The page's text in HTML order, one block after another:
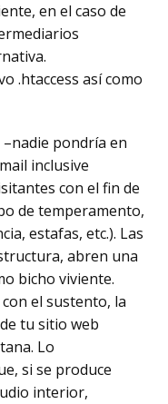
en el caso de
.htaccess así­ como
pondrí­a en
inclusive
con el fin de
de temperamento,
estafas, etc.). Las
abren una
bicho viviente.
el sustento, la
tu sitio web
Lo
si se produce
interior,